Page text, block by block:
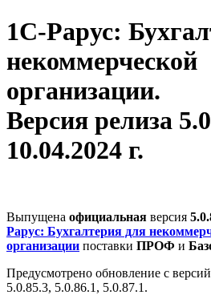
1С-Рарус:
некоммерческой
организации.
Версия релиза
10.04.2024 г.
Выпущена официальная версия
Рарус: Бухгалтерия для
организации поставки ПРОФ и
Предусмотрено обновление с
5.0.85.3, 5.0.86.1, 5.0.87.1.